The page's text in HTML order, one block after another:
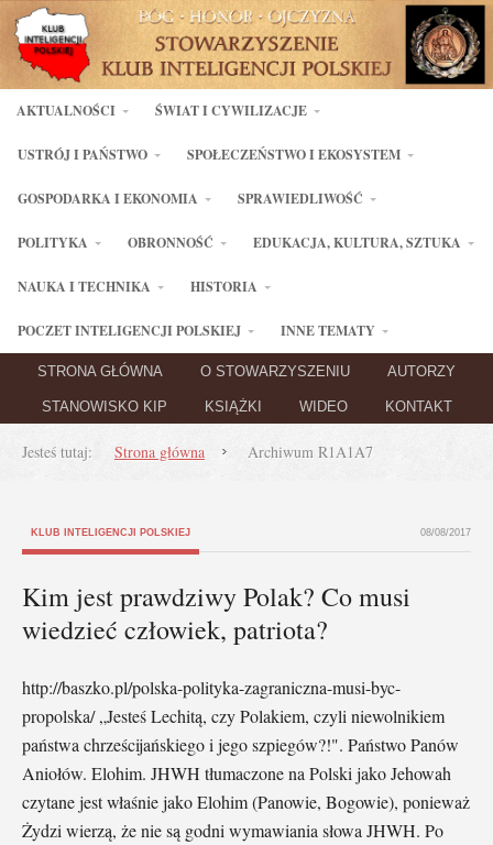
AKTUALNOŚCI ŚWIAT I CYWILIZACJE
USTRÓJ I PAŃSTWO SPOŁECZEŃSTWO I EKOSYSTEM
GOSPODARKA I EKONOMIA SPRAWIEDLIWOŚĆ
POLITYKA OBRONNOŚĆ EDUKACJA, KULTURA, SZTUKA
NAUKA I TECHNIKA HISTORIA
POCZET INTELIGENCJI POLSKIEJ INNE TEMATY
STRONA GŁÓWNA O STOWARZYSZENIU AUTORZY
STANOWISKO KIP KSIĄŻKI WIDEO KONTAKT
Jesteś tutaj: Strona główna Archiwum R1A1A7
KLUB INTELIGENCJI POLSKIEJ 08/08/2017
Kim jest prawdziwy Polak? Co musi
wiedzieć człowiek, patriota?
http://baszko.pl/polska-polityka-zagraniczna-musi-byc-
propolska/ „Jesteś Lechitą, czy Polakiem, czyli niewolnikiem
państwa chrześcijańskiego i jego szpiegów?!". Państwo Panów
Aniołów. Elohim. JHWH tłumaczone na Polski jako Jehowah
czytane jest właśnie jako Elohim (Panowie, Bogowie), ponieważ
Żydzi wierzą, że nie są godni wymawiania słowa JHWH. Po